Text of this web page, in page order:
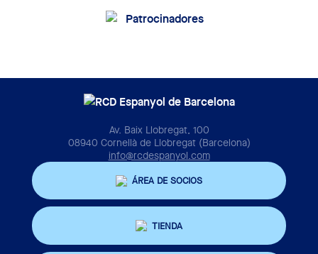
Av. Baix Llobregat, 100
08940 Cornellà de Llobregat (Barcelona)
info@rcdespanyol.com
ÁREA DE SOCIOS
TIENDA